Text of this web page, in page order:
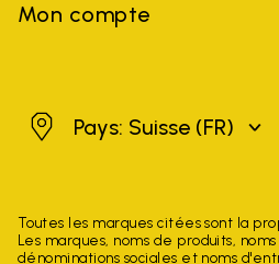
Mon compte
SuissePays: Suisse (FR)
Toutes les marques citées sont la
Les marques, noms de produits,
dénominations sociales et noms